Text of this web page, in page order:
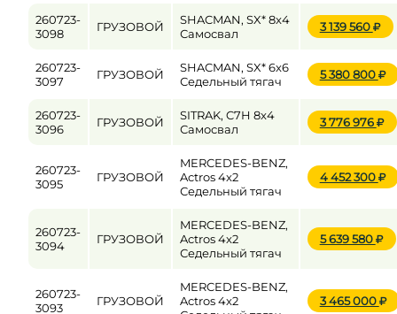
260723-
3098
ГРУЗОВОЙ
SHACMAN, SX* 8x4
Самосвал
3 139 560
260723-
3097
ГРУЗОВОЙ
SHACMAN, SX* 6x6
Седельный тягач
5 380 800
260723-
3096
ГРУЗОВОЙ
SITRAK, C7H 8x4
Самосвал
3 776 976
260723-
3095
ГРУЗОВОЙ
MERCEDES-BENZ,
Actros 4x2
Седельный тягач
4 452 300
260723-
3094
ГРУЗОВОЙ
MERCEDES-BENZ,
Actros 4x2
Седельный тягач
5 639 580
260723-
3093
ГРУЗОВОЙ
MERCEDES-BENZ,
Actros 4x2
3 465 000